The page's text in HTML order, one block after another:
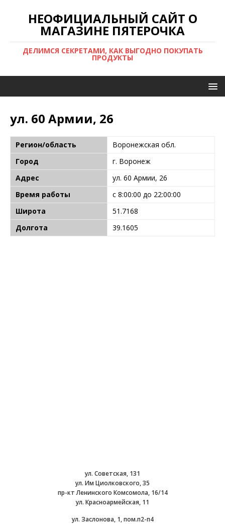
НЕОФИЦИАЛЬНЫЙ САЙТ О
МАГАЗИНЕ ПЯТЕРОЧКА
ДЕЛИМСЯ СЕКРЕТАМИ, КАК ВЫГОДНО ПОКУПАТЬ
ПРОДУКТЫ
ул. 60 Армии, 26
Регион/область
Воронежская обл.
Город
г. Воронеж
Адрес
ул. 60 Армии, 26
Время работы
с 8:00:00 до 22:00:00
Широта
51.7168
Долгота
39.1605
ул. Советская, 131
ул. Им Циолковского, 35
пр-кт Ленинского Комсомола, 16/14
ул. Красноармейская, 11
ул. Заслонова, 1, пом.п2-п4